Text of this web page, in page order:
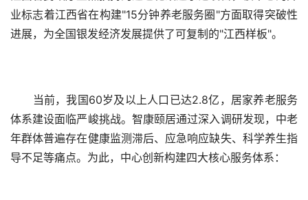
业标志着江西省在构建"15分钟养老服务圈"方面取得突破性
进展，为全国银发经济发展提供了可复制的"江西样板"。
当前，我国60岁及以上人口已达2.8亿，居家养老服务
体系建设面临严峻挑战。智康颐居通过深入调研发现，中老
年群体普遍存在健康监测滞后、应急响应缺失、科学养生指
导不足等痛点。为此，中心创新构建四大核心服务体系：